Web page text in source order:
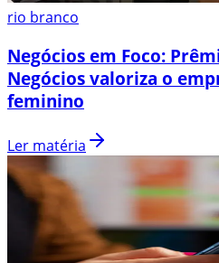
rio branco
Negócios em Foco:
Negócios valoriza o
feminino
Ler matéria